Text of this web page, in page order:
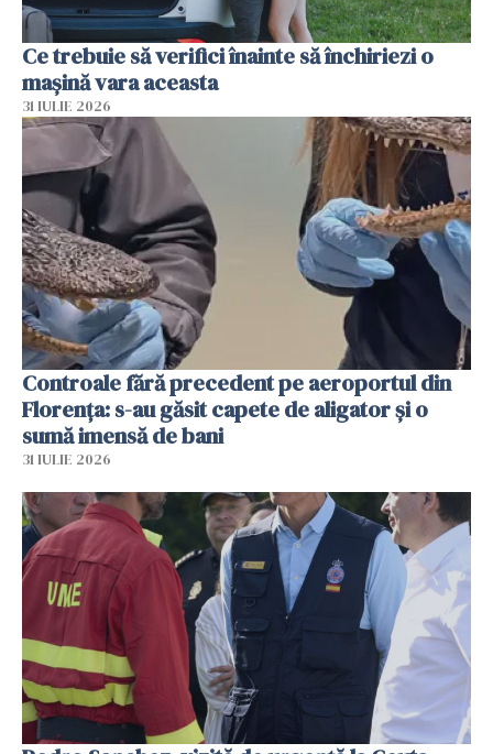
Ce trebuie să verifici înainte să închiriezi o
mașină vara aceasta
31 IULIE 2026
Controale fără precedent pe aeroportul din
Florența: s-au găsit capete de aligator și o
sumă imensă de bani
31 IULIE 2026